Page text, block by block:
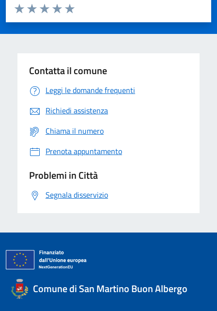
Domanda
Valuta da 1 a 5 stelle la pagina
Valuta 5 stelle su 5
Valuta 4 stelle su 5
Valuta 3 stelle su 5
Valuta 2 stelle su 5
Valuta 1 stelle su 5
Contatta il comune
Leggi le domande frequenti
Richiedi assistenza
Chiama il numero
Prenota appuntamento
Problemi in Città
Segnala disservizio
Comune di San Martino Buon Albergo